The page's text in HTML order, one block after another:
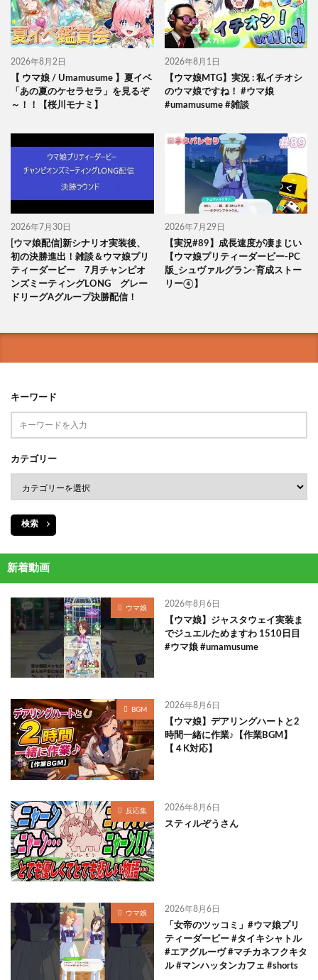
2026年8月2日
【 ウマ娘 / Umamusume 】夏イベ
「あの夏のケセラセラ」を見るぞ
～！！【桜川モナミ】
2026年8月1日
【ウマ娘MTG】実況 : 私イチオシ
のウマ娘ですね！ #ウマ娘
#umamusume #雑談
2026年7月30日
[ウマ娘配信]新シナリオ実装後、
初の決勝進出！雑談＆ウマ娘プリ
ティーダービー 7月チャンピオ
ンズミーティングLONG グレー
ドリーグAグループ決勝配信！
2026年7月29日
【実況#89】成長速度が凄まじい
【ウマ娘プリティーダービー-PC
版_シュヴァルグラン-育成ストー
リー④】
キーワード
カテゴリー
検索
新着動画
ウマ娘 2026年8月6日
【ウマ娘】ジャスタウェイ実装ま
でジュエルためますわ 1510日目
#ウマ娘 #umamusume
BGM 2026年8月6日
【ウマ娘】デアリングハートと2
時間一緒に作業♪【作業BGM】
【４K対応】
反応集 2026年8月6日
スティルぞうさん
ウマ娘 2026年8月6日
「女帝のツッコミ」#ウマ娘プリ
ティーダービー #タイキシャトル
#エアグルーヴ #マチカネフクキタ
ル #マンハッタンカフェ #shorts